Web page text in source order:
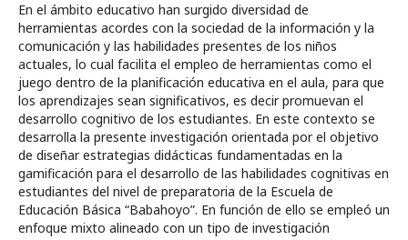
En el ámbito educativo han surgido diversidad de
herramientas acordes con la sociedad de la información y la
comunicación y las habilidades presentes de los niños
actuales, lo cual facilita el empleo de herramientas como el
juego dentro de la planificación educativa en el aula, para que
los aprendizajes sean significativos, es decir promuevan el
desarrollo cognitivo de los estudiantes. En este contexto se
desarrolla la presente investigación orientada por el objetivo
de diseñar estrategias didácticas fundamentadas en la
gamificación para el desarrollo de las habilidades cognitivas en
estudiantes del nivel de preparatoria de la Escuela de
Educación Básica “Babahoyo”. En función de ello se empleó un
enfoque mixto alineado con un tipo de investigación